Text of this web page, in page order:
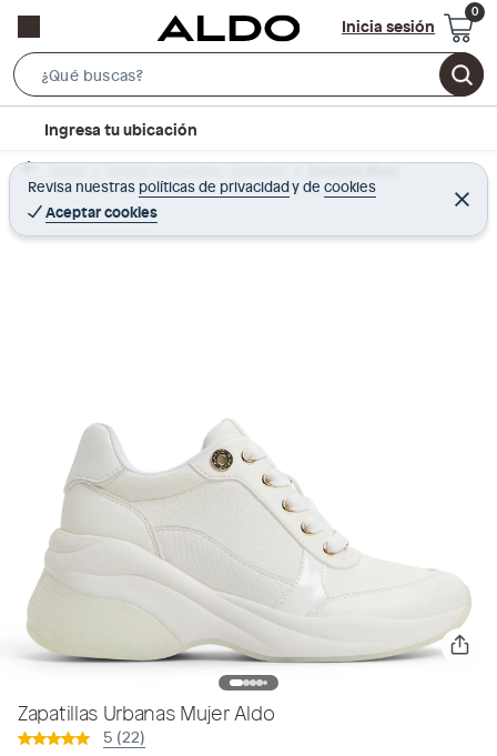
Inicia sesión
e
r
c
B
c
t
Ingresa tu ubicación
Revisa nuestras políticas de privacidadyde cookies
Aceptar cookies
C
e
r
Home Calzado y zapatillas - Zapatillas Zapatillas Mujer
Zapatillas Urbanas Mujer Aldo
5 (22)